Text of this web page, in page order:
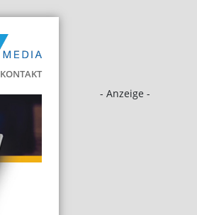
KONTAKT
- Anzeige -